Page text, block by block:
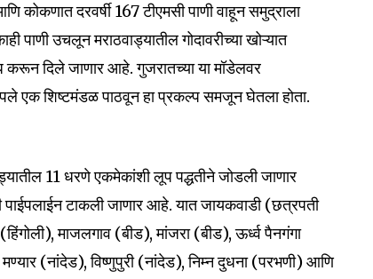
कोकणात दरवर्षी 167 टीएमसी पाणी वाहून समुद्राला
पाणी उचलून मराठवाड्यातील गोदावरीच्या खोऱ्यात
करून दिले जाणार आहे. गुजरातच्या या मॉडेलवर
एक शिष्टमंडळ पाठवून हा प्रकल्प समजून घेतला होता.
11 धरणे एकमेकांशी लूप पद्धतीने जोडली जाणार
पाईपलाईन टाकली जाणार आहे. यात जायकवाडी (छत्रपती
माजलगाव (बीड), मांजरा (बीड), ऊर्ध्व पैनगंगा
(नांदेड), विष्णुपुरी (नांदेड), निम्न दुधना (परभणी) आणि